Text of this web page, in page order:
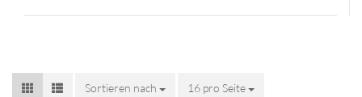
Sortieren nach
Sortieren nach 16 pro Seite
pro Seite